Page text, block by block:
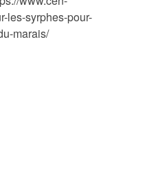
les-syrphes-pour-
marais/